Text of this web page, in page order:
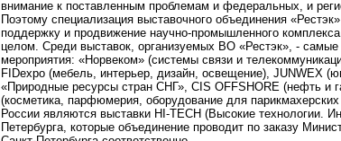
внимание к поставленным проблемам и федеральных, и
Поэтому специализация выставочного объединения
поддержку и продвижение научно-промышленного
целом. Среди выставок, организуемых ВО «Рестэк», -
мероприятия: «Норвеком» (системы связи и
FIDexpo (мебель, интерьер, дизайн, освещение), JUNWEX
«Природные ресурсы стран СНГ», CIS OFFSHORE (нефть
(косметика, парфюмерия, оборудование для
России являются выставки HI-TECH (Высокие технологии.
Петербурга, которые объединение проводит по заказу